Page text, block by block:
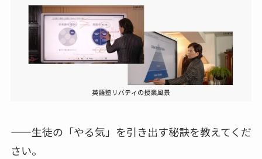
——生徒の「やる気」を引き出す秘訣を教えてくだ
さい。